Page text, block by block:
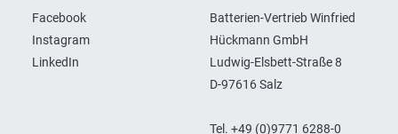
Facebook
Instagram
LinkedIn
Batterien-Vertrieb Winfried
Hückmann GmbH
Ludwig-Elsbett-Straße 8
D-97616 Salz
Tel. +49 (0)9771 6288-0